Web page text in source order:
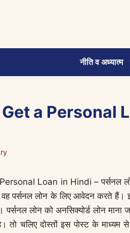
नीति व अध्यात्म
a Personal
Loan in Hindi – पर्सनल
पर्सनल लोन के लिए आवेदन करते हैं।
लोन को अनसिक्योर्ड लोन
है। तो चलिए दोस्तों इस पोस्ट के